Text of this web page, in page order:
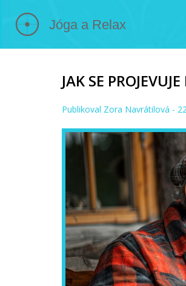
JAK SE
Publikoval Zora Navrátilová -